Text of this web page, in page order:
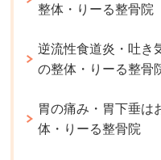
整体・りーる整骨院
逆流性食道炎・吐き
の整体・りーる整骨
胃の痛み・胃下垂は
体・りーる整骨院